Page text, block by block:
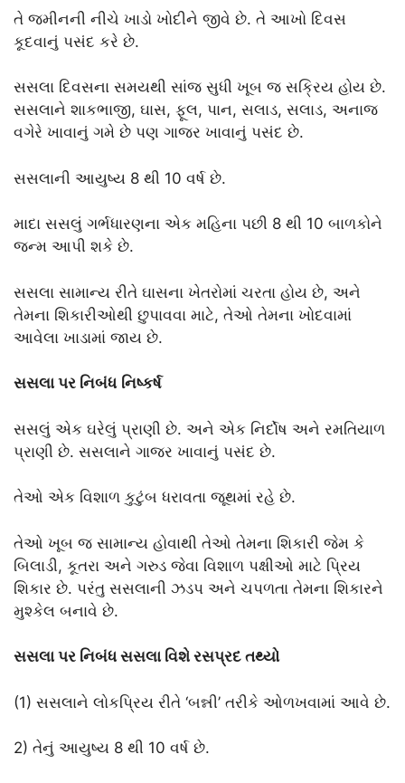
તે જમીનની નીચે ખાડો ખોદીને જીવે છે. તે આખો દિવસ
કૂદવાનું પસંદ કરે છે.
સસલા દિવસના સમયથી સાંજ સુધી ખૂબ જ સક્રિય હોય છે.
સસલાને શાકભાજી, ઘાસ, ફૂલ, પાન, સલાડ, સલાડ, અનાજ
વગેરે ખાવાનું ગમે છે પણ ગાજર ખાવાનું પસંદ છે.
સસલાની આયુષ્ય 8 થી 10 વર્ષ છે.
માદા સસલું ગર્ભધારણના એક મહિના પછી 8 થી 10 બાળકોને
જન્મ આપી શકે છે.
સસલા સામાન્ય રીતે ઘાસના ખેતરોમાં ચરતા હોય છે, અને
તેમના શિકારીઓથી છુપાવવા માટે, તેઓ તેમના ખોદવામાં
આવેલા ખાડામાં જાય છે.
સસલા પર નિબંધ નિષ્કર્ષ
સસલું એક ઘરેલું પ્રાણી છે. અને એક નિર્દોષ અને રમતિયાળ
પ્રાણી છે. સસલાને ગાજર ખાવાનું પસંદ છે.
તેઓ એક વિશાળ કુટુંબ ધરાવતા જૂથમાં રહે છે.
તેઓ ખૂબ જ સામાન્ય હોવાથી તેઓ તેમના શિકારી જેમ કે
બિલાડી, કૂતરા અને ગરુડ જેવા વિશાળ પક્ષીઓ માટે પ્રિય
શિકાર છે. પરંતુ સસલાની ઝડપ અને ચપળતા તેમના શિકારને
મુશ્કેલ બનાવે છે.
સસલા પર નિબંધ સસલા વિશે રસપ્રદ તથ્યો
(1) સસલાને લોકપ્રિય રીતે ‘બન્ની’ તરીકે ઓળખવામાં આવે છે.
2) તેનું આયુષ્ય 8 થી 10 વર્ષ છે.